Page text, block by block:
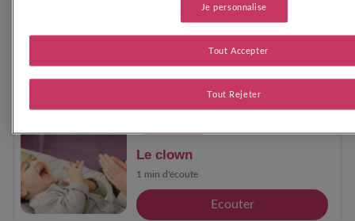
Fais dodo
Ecouter
Le clown
1 min d'écoute
Ecouter
Je personnalise
Tout Rejeter
Tout Accepter